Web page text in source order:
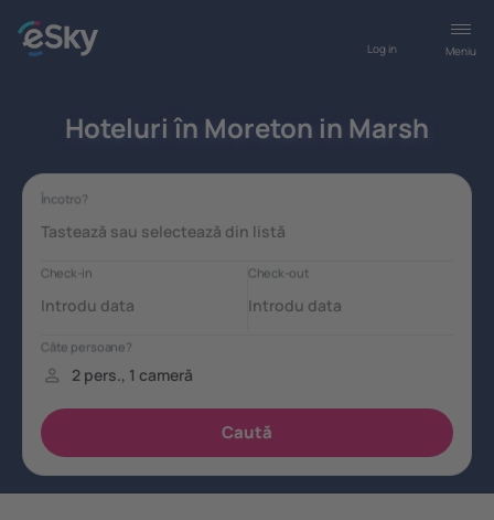
Meniu
Log in
Hoteluri în Moreton in Marsh